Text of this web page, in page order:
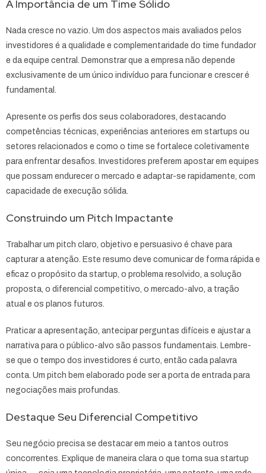
A Importância de um Time Sólido
Nada cresce no vazio. Um dos aspectos mais avaliados pelos
investidores é a qualidade e complementaridade do time fundador
e da equipe central. Demonstrar que a empresa não depende
exclusivamente de um único indivíduo para funcionar e crescer é
fundamental.
Apresente os perfis dos seus colaboradores, destacando
competências técnicas, experiências anteriores em startups ou
setores relacionados e como o time se fortalece coletivamente
para enfrentar desafios. Investidores preferem apostar em equipes
que possam endurecer o mercado e adaptar-se rapidamente, com
capacidade de execução sólida.
Construindo um Pitch Impactante
Trabalhar um pitch claro, objetivo e persuasivo é chave para
capturar a atenção. Este resumo deve comunicar de forma rápida e
eficaz o propósito da startup, o problema resolvido, a solução
proposta, o diferencial competitivo, o mercado-alvo, a tração
atual e os planos futuros.
Praticar a apresentação, antecipar perguntas difíceis e ajustar a
narrativa para o público-alvo são passos fundamentais. Lembre-
se que o tempo dos investidores é curto, então cada palavra
conta. Um pitch bem elaborado pode ser a porta de entrada para
negociações mais profundas.
Destaque Seu Diferencial Competitivo
Seu negócio precisa se destacar em meio a tantos outros
concorrentes. Explique de maneira clara o que torna sua startup